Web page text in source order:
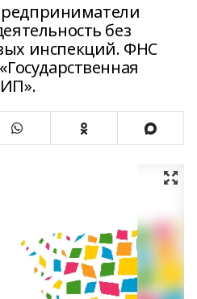
без
инспекций. ФНС